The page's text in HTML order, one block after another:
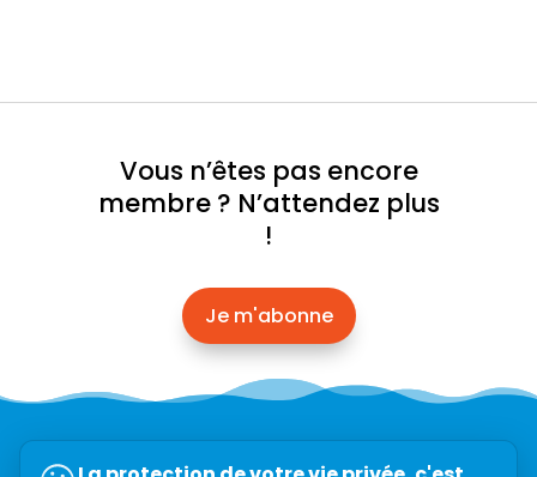
Vous n’êtes pas encore
membre ? N’attendez plus
!
Je m'abonne
Abonnez-vous à l’infolettre →